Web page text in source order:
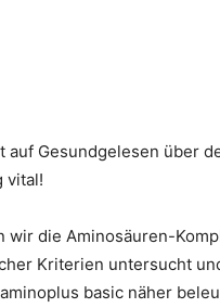
Gesundgelesen über
vital!
wir die Aminosäuren-
Kriterien untersucht
basic näher